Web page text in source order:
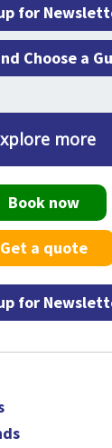
for
Choose a
more
Book now
Get a quote
for